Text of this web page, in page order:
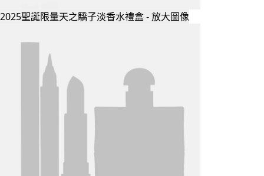
2025聖誕限量天之驕子淡香水禮盒 - 放大圖像